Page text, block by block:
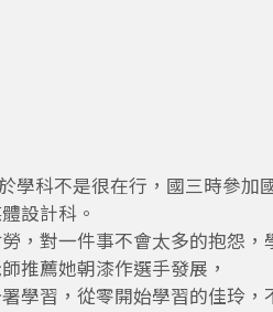
學科不是很在行，國三時參加
設計科。
，對一件事不會太多的抱怨，
推薦她朝漆作選手發展，
學習，從零開始學習的佳玲